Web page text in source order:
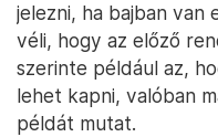
jelezni, ha bajban van
véli, hogy az előző
szerinte például az,
lehet kapni, valóban
példát mutat.